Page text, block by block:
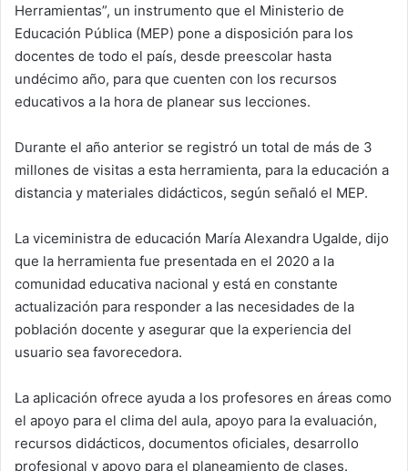
Herramientas”, un instrumento que el Ministerio de
Educación Pública (MEP) pone a disposición para los
docentes de todo el país, desde preescolar hasta
undécimo año, para que cuenten con los recursos
educativos a la hora de planear sus lecciones.
Durante el año anterior se registró un total de más de 3
millones de visitas a esta herramienta, para la educación a
distancia y materiales didácticos, según señaló el MEP.
La viceministra de educación María Alexandra Ugalde, dijo
que la herramienta fue presentada en el 2020 a la
comunidad educativa nacional y está en constante
actualización para responder a las necesidades de la
población docente y asegurar que la experiencia del
usuario sea favorecedora.
La aplicación ofrece ayuda a los profesores en áreas como
el apoyo para el clima del aula, apoyo para la evaluación,
recursos didácticos, documentos oficiales, desarrollo
profesional y apoyo para el planeamiento de clases.